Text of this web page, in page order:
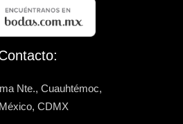
Nte., Cuauhtémoc,
CDMX